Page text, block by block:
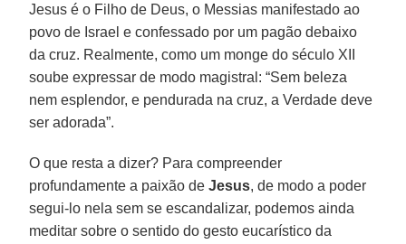
Jesus é o Filho de Deus, o Messias manifestado ao
povo de Israel e confessado por um pagão debaixo
da cruz. Realmente, como um monge do século XII
soube expressar de modo magistral: “Sem beleza
nem esplendor, e pendurada na cruz, a Verdade deve
ser adorada”.
O que resta a dizer? Para compreender
profundamente a paixão deJesus, de modo a poder
segui-lo nela sem se escandalizar, podemos ainda
meditar sobre o sentido do gesto eucarístico da